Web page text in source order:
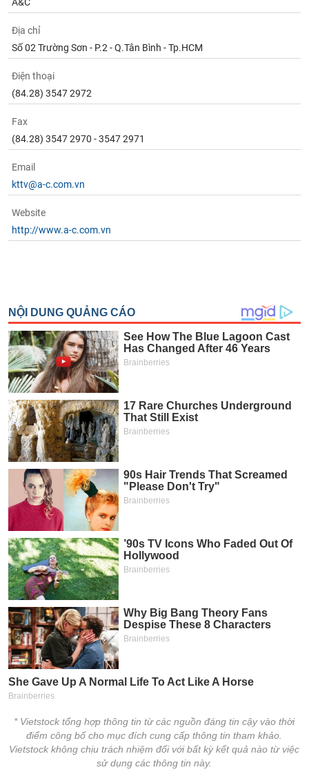
Địa chỉ
Số 02 Trường Sơn - P.2 - Q.Tân Bình - Tp.HCM
Điện thoại
(84.28) 3547 2972
Fax
(84.28) 3547 2970 - 3547 2971
Email
kttv@a-c.com.vn
Website
http://www.a-c.com.vn
* Vietstock tổng hợp thông tin từ các nguồn đáng tin cậy vào thời
điểm công bố cho mục đích cung cấp thông tin tham khảo.
Vietstock không chịu trách nhiệm đối với bất kỳ kết quả nào từ việc
sử dụng các thông tin này.
chính